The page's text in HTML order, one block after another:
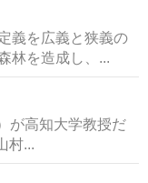
義を広義と狭義の
林を造成し、...
高知大学教授だ
村...